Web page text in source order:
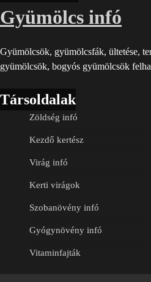
Gyümölcs infó
Gyümölcsök, gyümölcsfák, ültetése,
gyümölcsök, bogyós gyümölcsök
Társoldalak
Zöldség infó
Kezdő kertész
Virág infó
Kerti virágok
Szobanövény infó
Gyógynövény infó
Vitaminfajták